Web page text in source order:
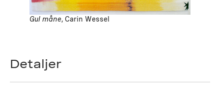
Gul måne, Carin Wessel
Detaljer